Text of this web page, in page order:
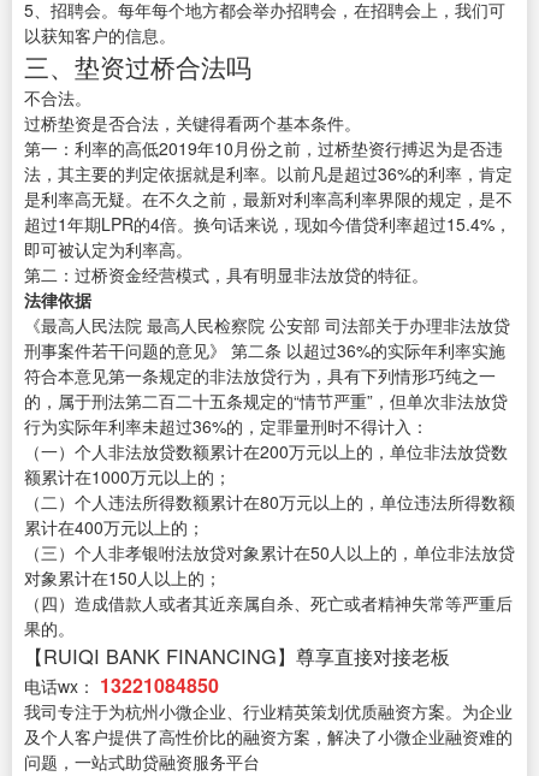
5、招聘会。每年每个地方都会举办招聘会，在招聘会上，我们可
以获知客户的信息。
三、垫资过桥合法吗
不合法。
过桥垫资是否合法，关键得看两个基本条件。
第一：利率的高低2019年10月份之前，过桥垫资行搏迟为是否违
法，其主要的判定依据就是利率。以前凡是超过36%的利率，肯定
是利率高无疑。在不久之前，最新对利率高利率界限的规定，是不
超过1年期LPR的4倍。换句话来说，现如今借贷利率超过15.4%，
即可被认定为利率高。
第二：过桥资金经营模式，具有明显非法放贷的特征。
法律依据
《最高人民法院 最高人民检察院 公安部 司法部关于办理非法放贷
刑事案件若干问题的意见》 第二条 以超过36%的实际年利率实施
符合本意见第一条规定的非法放贷行为，具有下列情形巧纯之一
的，属于刑法第二百二十五条规定的“情节严重”，但单次非法放贷
行为实际年利率未超过36%的，定罪量刑时不得计入：
（一）个人非法放贷数额累计在200万元以上的，单位非法放贷数
额累计在1000万元以上的；
（二）个人违法所得数额累计在80万元以上的，单位违法所得数额
累计在400万元以上的；
（三）个人非孝银咐法放贷对象累计在50人以上的，单位非法放贷
对象累计在150人以上的；
（四）造成借款人或者其近亲属自杀、死亡或者精神失常等严重后
果的。
【RUIQI BANK FINANCING】尊享直接对接老板
电话wx： 13221084850
我司专注于为杭州小微企业、行业精英策划优质融资方案。为企业
及个人客户提供了高性价比的融资方案，解决了小微企业融资难的
问题，一站式助贷融资服务平台